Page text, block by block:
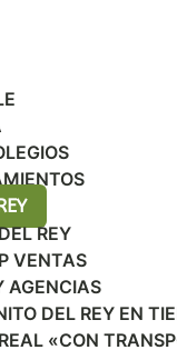
REY
VENTAS
AGENCIAS
DEL REY EN
«CON